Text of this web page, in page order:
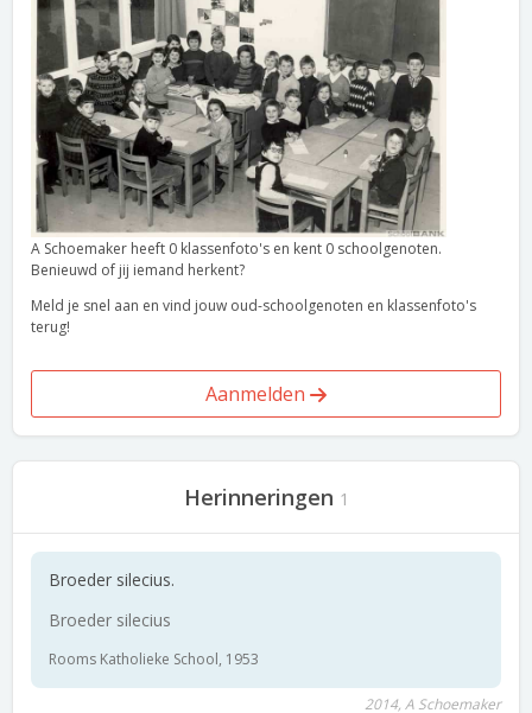
A Schoemaker heeft 0 klassenfoto's en kent 0 schoolgenoten.
Benieuwd of jij iemand herkent?
Meld je snel aan en vind jouw oud-schoolgenoten en klassenfoto's
terug!
Aanmelden
Herinneringen 1
Broeder silecius.
Broeder silecius
Rooms Katholieke School, 1953
2014, A Schoemaker